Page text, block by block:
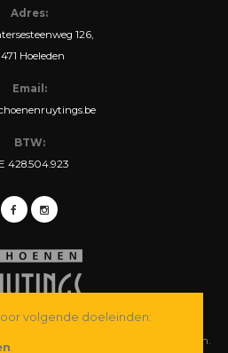
Adres:
126,
Hoeleden
Email:
BTW:
428.504.923
BVBA. Alle rechten voorbehouden.
volgende doeleinden: